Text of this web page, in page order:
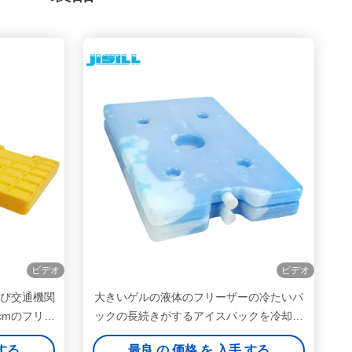
ビデオ
交通機関
のフリー
ビデオ
大きいゲルの液体のフリーザーの冷たいパ
ックの長続きがするアイスパックを冷却す
る食糧